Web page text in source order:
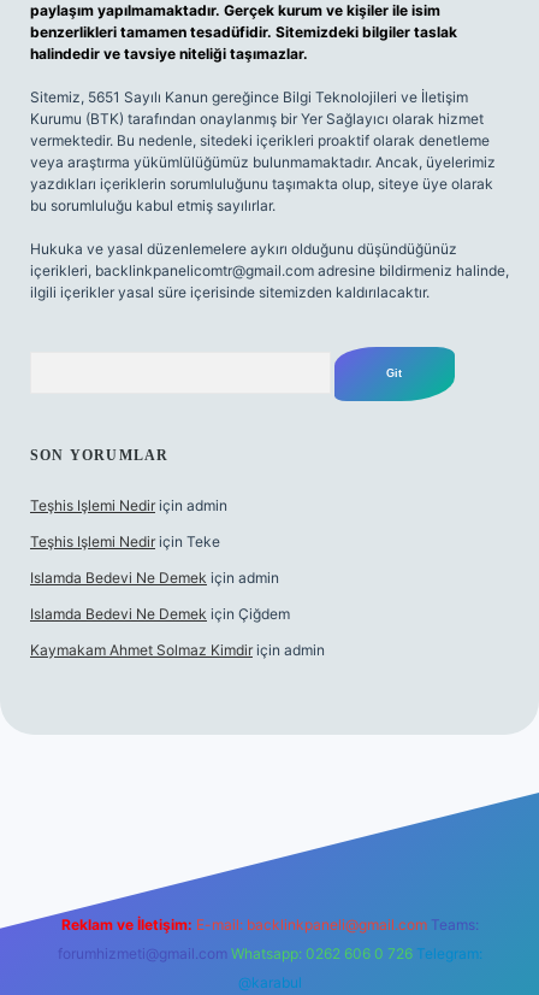
paylaşım yapılmamaktadır. Gerçek kurum ve kişiler ile isim
benzerlikleri tamamen tesadüfidir. Sitemizdeki bilgiler taslak
halindedir ve tavsiye niteliği taşımazlar.
Sitemiz, 5651 Sayılı Kanun gereğince Bilgi Teknolojileri ve İletişim
Kurumu (BTK) tarafından onaylanmış bir Yer Sağlayıcı olarak hizmet
vermektedir. Bu nedenle, sitedeki içerikleri proaktif olarak denetleme
veya araştırma yükümlülüğümüz bulunmamaktadır. Ancak, üyelerimiz
yazdıkları içeriklerin sorumluluğunu taşımakta olup, siteye üye olarak
bu sorumluluğu kabul etmiş sayılırlar.
Hukuka ve yasal düzenlemelere aykırı olduğunu düşündüğünüz
içerikleri, backlinkpanelicomtr@gmail.com adresine bildirmeniz halinde,
ilgili içerikler yasal süre içerisinde sitemizden kaldırılacaktır.
SON YORUMLAR
Teşhis Işlemi Nedir için admin
Teşhis Işlemi Nedir için Teke
Islamda Bedevi Ne Demek için admin
Islamda Bedevi Ne Demek için Çiğdem
Kaymakam Ahmet Solmaz Kimdir için admin
Reklam ve İletişim: E-mail: backlinkpaneli@gmail.com Teams:
forumhizmeti@gmail.com Whatsapp: 0262 606 0 726 Telegram:
@karabul